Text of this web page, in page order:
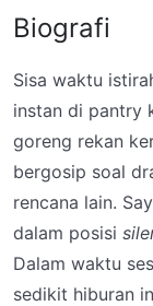
Biografi
Sisa waktu
instan di pantry
goreng rekan
bergosip soal
rencana lain.
dalam posisi
Dalam waktu
sedikit hiburan